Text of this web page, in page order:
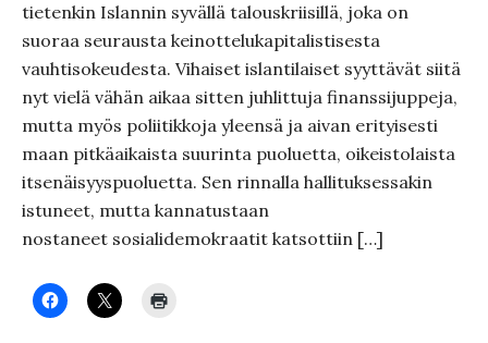
tietenkin Islannin syvällä talouskriisillä, joka on
suoraa seurausta keinottelukapitalistisesta
vauhtisokeudesta. Vihaiset islantilaiset syyttävät siitä
nyt vielä vähän aikaa sitten juhlittuja finanssijuppeja,
mutta myös poliitikkoja yleensä ja aivan erityisesti
maan pitkäaikaista suurinta puoluetta, oikeistolaista
itsenäisyyspuoluetta. Sen rinnalla hallituksessakin
istuneet, mutta kannatustaan
nostaneet sosialidemokraatit katsottiin […]